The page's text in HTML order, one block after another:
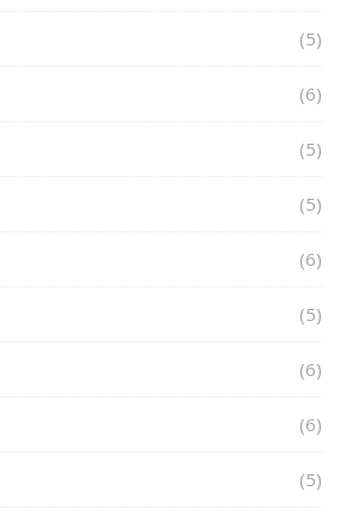
(5)
(6)
(5)
(5)
(6)
(5)
(6)
(6)
(5)